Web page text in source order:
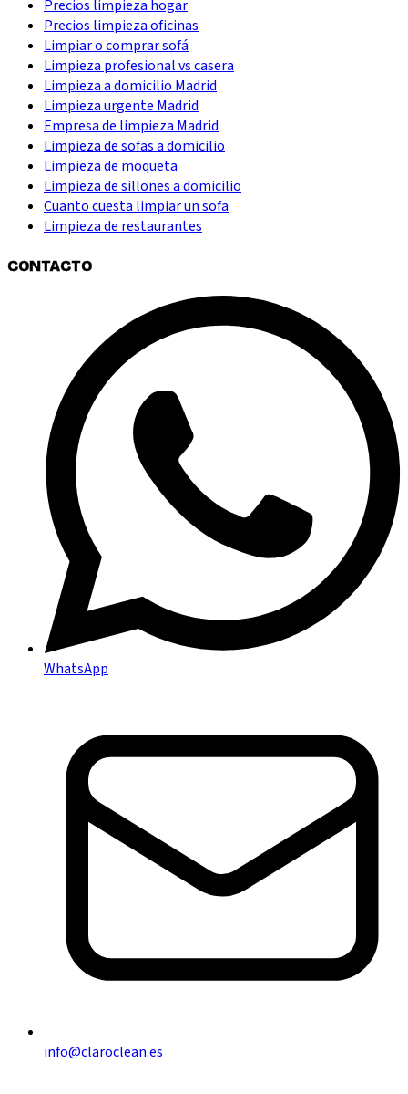
Precios limpieza hogar
Precios limpieza oficinas
Limpiar o comprar sofá
Limpieza profesional vs casera
Limpieza a domicilio Madrid
Limpieza urgente Madrid
Empresa de limpieza Madrid
Limpieza de sofas a domicilio
Limpieza de moqueta
Limpieza de sillones a domicilio
Cuanto cuesta limpiar un sofa
Limpieza de restaurantes
CONTACTO
WhatsApp
info@claroclean.es